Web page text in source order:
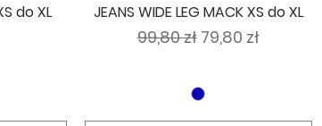
do XL JEANS WIDE LEG MACK XS do XL
Regularna cena
99,80 zł Cena
79,80 zł